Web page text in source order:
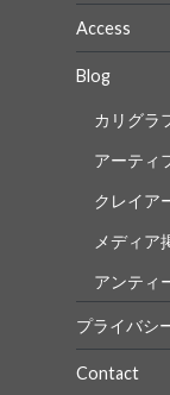
Access
Blog
カリグラ
アーティ
クレイア
メディア
アンティ
プライバシ
Contact